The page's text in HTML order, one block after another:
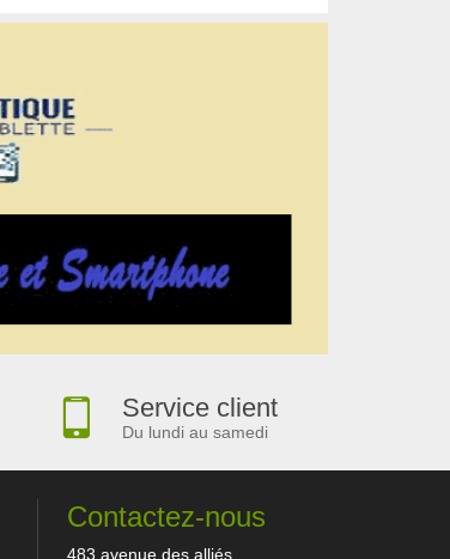
Service client
Du lundi au samedi
Contactez-nous
483 avenue des alliés